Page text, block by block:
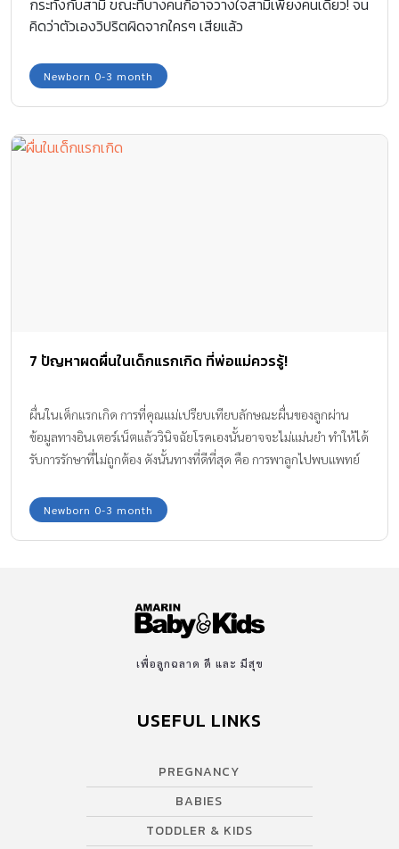
คิดว่าตัวเองวิปริตผิดจากใครๆ เสียแล้ว
Newborn 0-3 month
7 ปัญหาผดผื่นในเด็กแรกเกิด ที่พ่อแม่ควรรู้!
ผื่นในเด็กแรกเกิด การที่คุณแม่เปรียบเทียบลักษณะผื่นของลูกผ่าน
ข้อมูลทางอินเตอร์เน็ตแล้ววินิจฉัยโรคเองนั้นอาจจะไม่แม่นยำ ทำให้ได้
รับการรักษาที่ไม่ถูกต้อง ดังนั้นทางที่ดีที่สุด คือ การพาลูกไปพบแพทย์
Newborn 0-3 month
เพื่อลูกฉลาด ดี และ มีสุข
USEFUL LINKS
PREGNANCY
BABIES
TODDLER & KIDS